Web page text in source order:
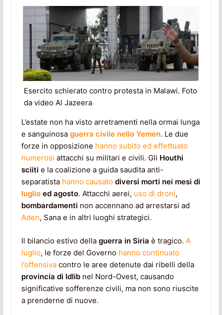
Esercito schierato contro protesta in Malawi. Foto
da video Al Jazeera
L’estate non ha visto arretramenti nella ormai lunga
e sanguinosa guerra civile nello Yemen. Le due
forze in opposizione hanno subito ed effettuato
numerosi attacchi su militari e civili. Gli Houthi
sciiti e la coalizione a guida saudita anti-
separatista hanno causato diversi morti nei mesi di
luglioed agosto. Attacchi aerei, uso di droni,
bombardamenti non accennano ad arrestarsi ad
Aden, Sana e in altri luoghi strategici.
Il bilancio estivo della guerra in Siria è tragico. A
luglio, le forze del Governo hanno continuato
l’offensivacontro le aree detenute dai ribelli della
provincia di Idlibnel Nord-Ovest, causando
significative sofferenze civili, ma non sono riuscite
a prenderne di nuove.